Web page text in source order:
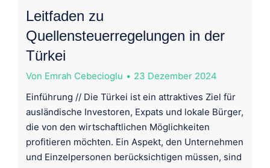
Leitfaden zu
Quellensteuerregelungen in der
Türkei
Von Emrah Cebecioglu
23 Dezember 2024
Einführung // Die Türkei ist ein attraktives Ziel für
ausländische Investoren, Expats und lokale Bürger,
die von den wirtschaftlichen Möglichkeiten
profitieren möchten. Ein Aspekt, den Unternehmen
und Einzelpersonen berücksichtigen müssen, sind